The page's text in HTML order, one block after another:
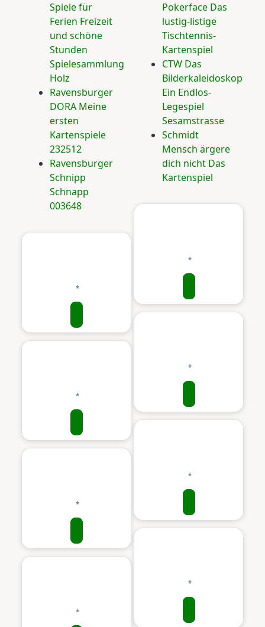
Spiele für
Ferien Freizeit
und schöne
Stunden
Spielesammlung
Holz
Ravensburger
DORA Meine
ersten
Kartenspiele
232512
Ravensburger
Schnipp
Schnapp
003648
Pokerface Das
lustig-listige
Tischtennis-
Kartenspiel
CTW Das
Bilderkaleidoskop
Ein Endlos-
Legespiel
Sesamstrasse
Schmidt
Mensch ärgere
dich nicht Das
Kartenspiel